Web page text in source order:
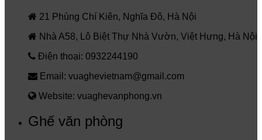
21 Phùng Chí Kiên, Nghĩa Đô, Hà Nội
Nhà A58, Lô Biệt Thự Nhà Vườn, Việt Hưng, Hà Nội
Điện thoại: 0932244190
Email: vuaghevietnam@gmail.com
Website: vuaghevanphong.vn
Ghế văn phòng